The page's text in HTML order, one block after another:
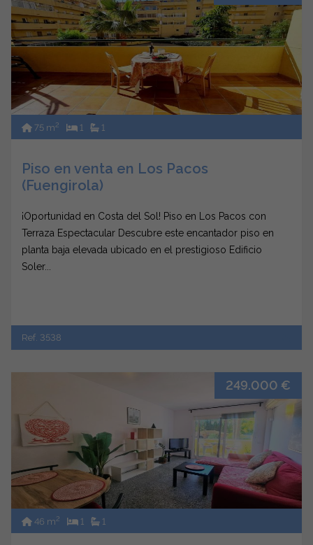
75 m2 1 1
Piso en venta en Los Pacos
(Fuengirola)
¡Oportunidad en Costa del Sol! Piso en Los Pacos con
Terraza Espectacular Descubre este encantador piso en
planta baja elevada ubicado en el prestigioso Edificio
Soler...
Ref. 3538
249.000 €
46 m2 1 1